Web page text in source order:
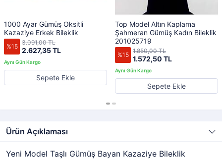
1000 Ayar Gümüş Oksitli
Kazaziye Erkek Bileklik
%15 2.627,35 TL
3.091,00 TL
Sepete Ekle
Top Model Altın Kaplama
Şahmeran Gümüş Kadın Bileklik
201025719
%15 1.572,50 TL
1.850,00 TL
Sepete Ekle
Ürün Açıklaması
Yeni Model Taşlı Gümüş Bayan Kazaziye Bileklik